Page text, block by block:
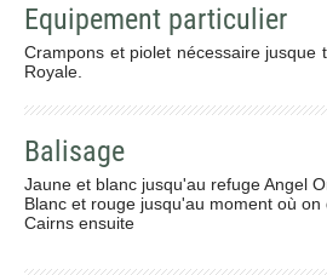
Equipement particulier
Crampons et piolet nécessaire jusque
Royale.
Balisage
Jaune et blanc jusqu'au refuge Angel
Blanc et rouge jusqu'au moment où
Cairns ensuite